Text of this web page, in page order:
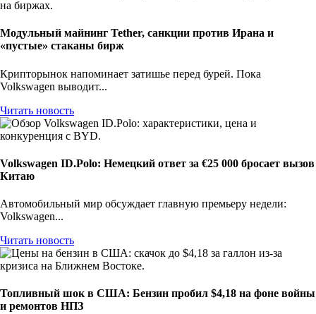
Модульный майнинг Tether, санкции против Ирана и
«пустые» стаканы бирж
Крипторынок напоминает затишье перед бурей. Пока
Volkswagen выводит...
Читать новость
Volkswagen ID.Polo: Немецкий ответ за €25 000 бросает вызов
Китаю
Автомобильный мир обсуждает главную премьеру недели:
Volkswagen...
Читать новость
Топливный шок в США: Бензин пробил $4,18 на фоне войны
и ремонтов НПЗ